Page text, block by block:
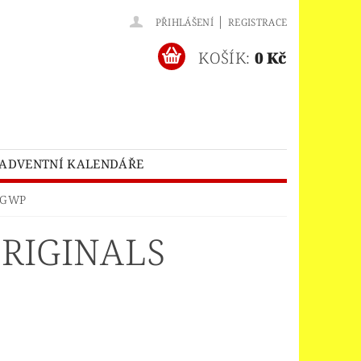
PŘIHLÁŠENÍ | REGISTRACE
KOŠÍK: 0 Kč
KALENDÁŘE
BATMAN MOVIE
CLASSIC
LEGO® CREATOR
DOMEK